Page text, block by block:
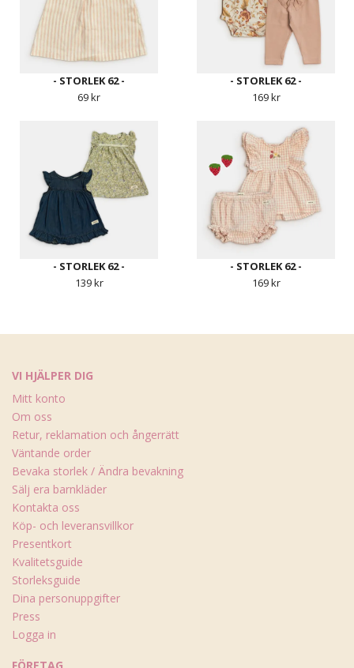
- STORLEK 62 -
69 kr
- STORLEK 62 -
169 kr
- STORLEK 62 -
139 kr
- STORLEK 62 -
169 kr
VI HJÄLPER DIG
Mitt konto
Om oss
Retur, reklamation och ångerrätt
Väntande order
Bevaka storlek / Ändra bevakning
Sälj era barnkläder
Kontakta oss
Köp- och leveransvillkor
Presentkort
Kvalitetsguide
Storleksguide
Dina personuppgifter
Press
Logga in